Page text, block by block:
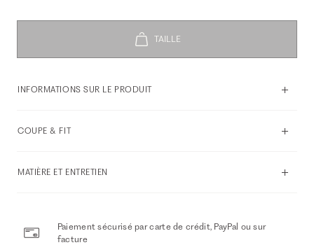
INFORMATIONS SUR LE PRODUIT
COUPE & FIT
MATIÈRE ET ENTRETIEN
Paiement sécurisé par carte de crédit, PayPal ou sur
facture